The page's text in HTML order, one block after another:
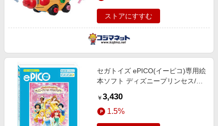
ストアにすすむ
セガトイズ ePICO(イーピコ)専用絵
本ソフト ディズニープリンセス/マ
￥ 3,430
1.5%